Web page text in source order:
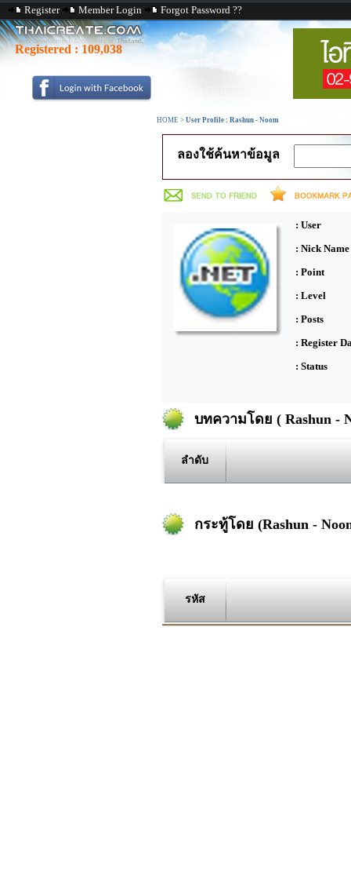
Register Member Login Forgot Password ??
Registered : 109,038
HOME > User Profile : Rashun - Noom
ลองใช้ค้นหาข้อมูล
: User
: Nick Name
: Point
: Level
: Posts
: Register
: Status
บทความโดย ( Rashun -
ลำดับ
กระทู้โดย (Rashun -
รหัส